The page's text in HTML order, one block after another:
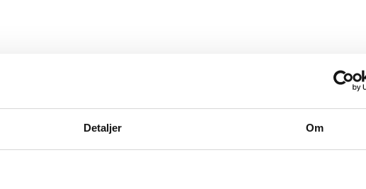
Detaljer Om